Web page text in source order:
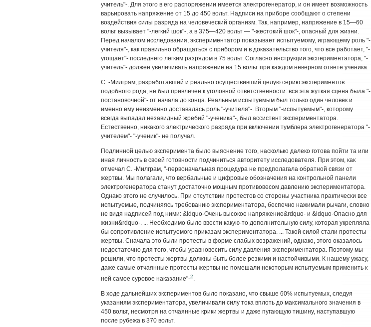
учитель"-. Для этого в его распоряжении имеется электрогенератор, и он имеет возможность
варьировать напряжение от 15 до 450 вольт. Надписи на приборе сообщают о степени
воздействия силы разряда на человеческий организм. Так, например, напряжение в 15—60
вольт вызывает "-легкий шок"-, а в 375—420 вольт — "-жестокий шок"-, опасный для жизни.
Перед началом исследования, экспериментатор показывает испытуемому, играющему роль "-
учителя"-, как правильно обращаться с прибором и в доказательство того, что все работает, "-
угощает"- последнего легким разрядом в 75 вольт. Согласно инструкции экспериментатора, "-
учитель"- должен увеличивать напряжение на 15 вольт при каждом неверном ответе ученика.
С. -Милграм, разработавший и реально осуществивший целую серию экспериментов
подобного рода, не был привлечен к уголовной ответственности: вся эта жуткая сцена была "-
постановочной"- от начала до конца. Реальным испытуемым был только один человек и
именно ему неизменно доставалась роль "-учителя"-. Вторым "-испытуемым"-, которому
всегда выпадал незавидный жребий "-ученика"-, был ассистент экспериментатора.
Естественно, никакого электрического разряда при включении тумблера электрогенератора "-
учителем"- "-ученик"- не получал.
Подлинной целью эксперимента было выяснение того, насколько далеко готова пойти та или
иная личность в своей готовности подчиниться авторитету исследователя. При этом, как
отмечал С. -Милграм, "-первоначальная процедура не предполагала обратной связи от
жертвы. Мы полагали, что вербальные и цифровые обозначения на контрольной панели
электрогенератора станут достаточно мощным противовесом давлению экспериментатора.
Однако этого не случилось. При отсутствии протестов со стороны участника практически все
испытуемые, подчиняясь требованию экспериментатора, беспечно нажимали рычаги, словно
не видя надписей под ними: &ldquo-Очень высокое напряжение&rdquo- и &ldquo-Опасно для
жизни&rdquo-. ... Необходимо было ввести какую-то дополнительную силу, которая укрепляла
бы сопротивление испытуемого приказам экспериментатора. ... Такой силой стали протесты
жертвы. Сначала это были протесты в форме слабых возражений, однако, этого оказалось
недостаточно для того, чтобы уравновесить силу давления экспериментатора. Поэтому мы
решили, что протесты жертвы должны быть более резкими и настойчивыми. К нашему ужасу,
даже самые отчаянные протесты жертвы не помешали некоторым испытуемым применить к
ней самое суровое наказание"-2
В ходе дальнейших экспериментов было показано, что свыше 60% испытуемых, следуя
указаниям экспериментатора, увеличивали силу тока вплоть до максимального значения в
450 вольт, несмотря на отчаянные крики жертвы и даже пугающую тишину, наступавшую
после рубежа в 370 вольт.